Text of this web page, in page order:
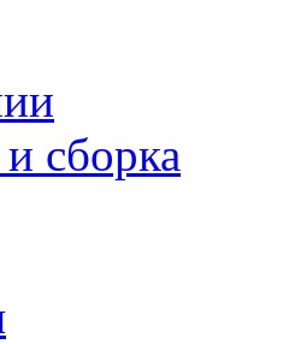
сборка